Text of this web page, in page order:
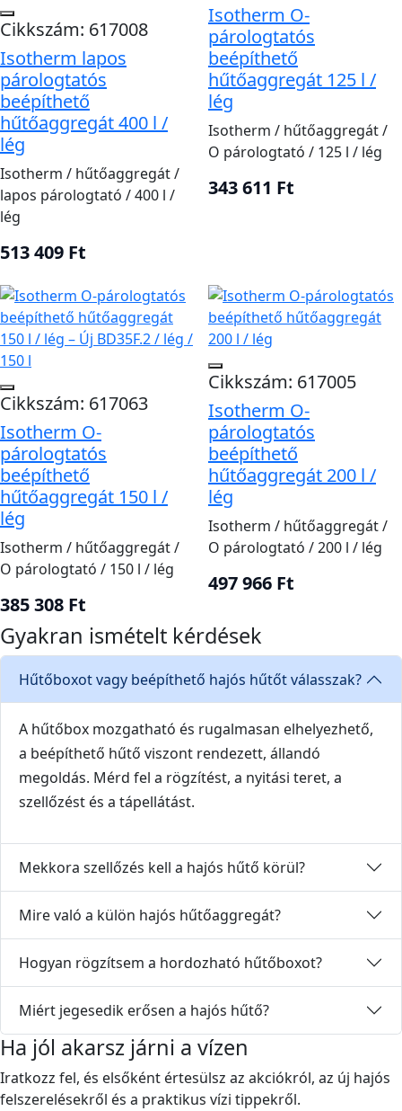
Cikkszám: 617008
Isotherm lapos
párologtatós
beépíthető
hűtőaggregát 400 l /
lég
Isotherm / hűtőaggregát /
lapos párologtató / 400 l /
lég
513 409 Ft
Isotherm O-
párologtatós
beépíthető
hűtőaggregát 125 l /
lég
Isotherm / hűtőaggregát /
O párologtató / 125 l / lég
343 611 Ft
Cikkszám: 617063
Isotherm O-
párologtatós
beépíthető
hűtőaggregát 150 l /
lég
Isotherm / hűtőaggregát /
O párologtató / 150 l / lég
385 308 Ft
Cikkszám: 617005
Isotherm O-
párologtatós
beépíthető
hűtőaggregát 200 l /
lég
Isotherm / hűtőaggregát /
O párologtató / 200 l / lég
497 966 Ft
Gyakran ismételt kérdések
Hűtőboxot vagy beépíthető hajós hűtőt válasszak?
A hűtőbox mozgatható és rugalmasan elhelyezhető,
a beépíthető hűtő viszont rendezett, állandó
megoldás. Mérd fel a rögzítést, a nyitási teret, a
szellőzést és a tápellátást.
Mekkora szellőzés kell a hajós hűtő körül?
Mire való a külön hajós hűtőaggregát?
Hogyan rögzítsem a hordozható hűtőboxot?
Miért jegesedik erősen a hajós hűtő?
Ha jól akarsz járni a vízen
Iratkozz fel, és elsőként értesülsz az akciókról, az új hajós
felszerelésekről és a praktikus vízi tippekről.